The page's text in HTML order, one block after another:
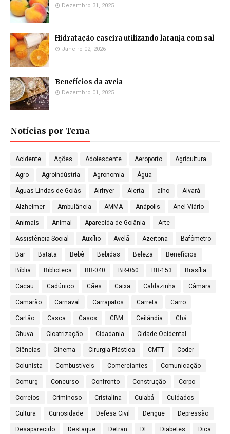
Dezembro 31, 2025
Hidratação caseira utilizando laranja com sal
Janeiro 02, 2026
Benefícios da aveia
Dezembro 01, 2025
Notícias por Tema
Acidente Ações Adolescente Aeroporto Agricultura
Agro Agroindústria Agronomia Água
Águas Lindas de Goiás Airfryer Alerta alho Alvará
Alzheimer Ambulância AMMA Anápolis Anel Viário
Animais Animal Aparecida de Goiânia Arte
Assistência Social Auxílio Avelã Azeitona Bafômetro
Bar Batata Bebê Bebidas Beleza Benefícios
Bíblia Biblioteca BR-040 BR-060 BR-153 Brasília
Cacau Cadúnico Cães Caixa Caldazinha Câmara
Camarão Carnaval Carrapatos Carreta Carro
Cartão Casca Casos CBM Ceilândia Chá
Chuva Cicatrização Cidadania Cidade Ocidental
Ciências Cinema Cirurgia Plástica CMTT Coder
Colunista Combustíveis Comerciantes Comunicação
Comurg Concurso Confronto Construção Corpo
Correios Criminoso Cristalina Cuiabá Cuidados
Cultura Curiosidade Defesa Civil Dengue Depressão
Desaparecido Destaque Detran DF Diabetes Dica